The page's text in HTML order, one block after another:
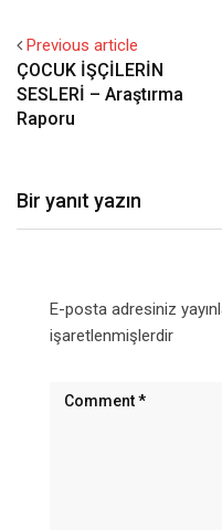
Previous article
ÇOCUK İŞÇİLERİN
SESLERİ – Araştırma
Raporu
Bir yanıt yazın
E-posta adresiniz
işaretlenmişlerdir